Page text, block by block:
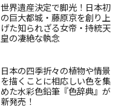
世界遺産決定で脚光！日本初
の巨大都城・藤原京を創り上
げた知られざる女帝・持統天
皇の凄絶な執念
日本の四季折々の植物や情景
を描くことに相応しい色を集
めた水彩色鉛筆『色辞典』が
新発売！